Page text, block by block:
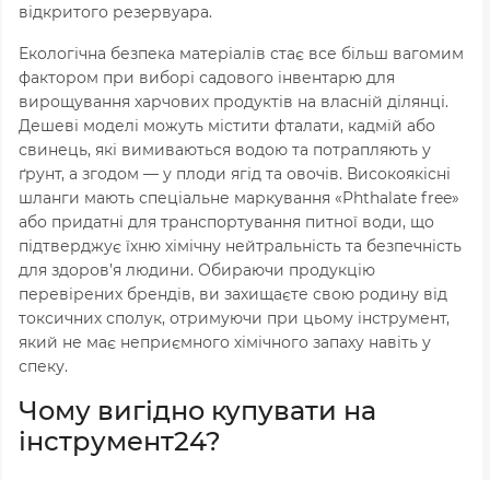
відкритого резервуара.
Екологічна безпека матеріалів стає все більш вагомим
фактором при виборі садового інвентарю для
вирощування харчових продуктів на власній ділянці.
Дешеві моделі можуть містити фталати, кадмій або
свинець, які вимиваються водою та потрапляють у
ґрунт, а згодом — у плоди ягід та овочів. Високоякісні
шланги мають спеціальне маркування «Phthalate free»
або придатні для транспортування питної води, що
підтверджує їхню хімічну нейтральність та безпечність
для здоров’я людини. Обираючи продукцію
перевірених брендів, ви захищаєте свою родину від
токсичних сполук, отримуючи при цьому інструмент,
який не має неприємного хімічного запаху навіть у
спеку.
Чому вигідно купувати на
інструмент24?